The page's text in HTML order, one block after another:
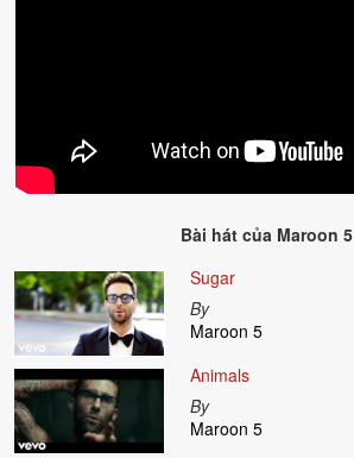
Bài hát của Maroon 5
Sugar
By
Maroon 5
Animals
By
Maroon 5